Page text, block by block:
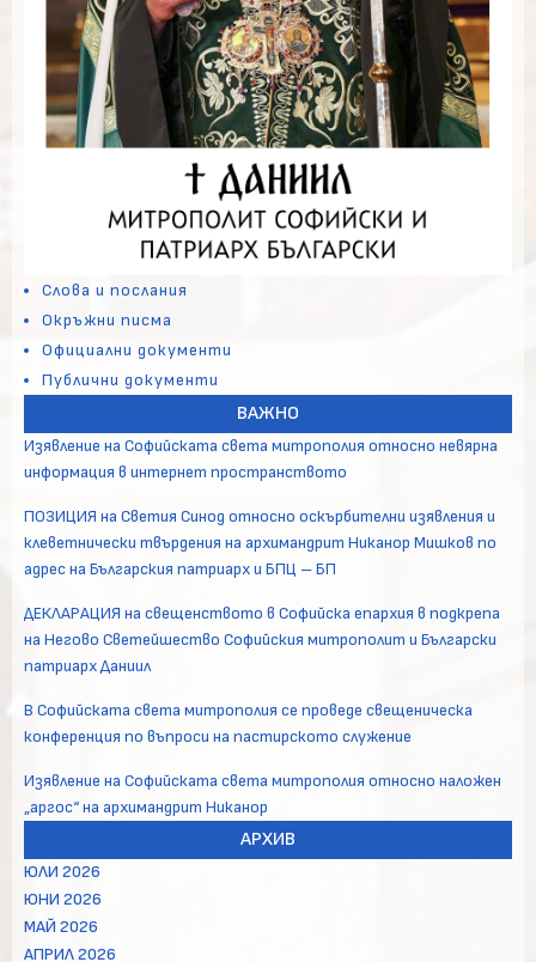
Слова и послания
Окръжни писма
Официални документи
Публични документи
ВАЖНО
Изявление на Софийската света митрополия относно невярна
информация в интернет пространството
ПОЗИЦИЯ на Светия Синод относно оскърбителни изявления и
клеветнически твърдения на архимандрит Никанор Мишков по
адрес на Българския патриарх и БПЦ – БП
ДЕКЛАРАЦИЯ на свещенството в Софийска епархия в подкрепа
на Негово Светейшество Софийския митрополит и Български
патриарх Даниил
В Софийската света митрополия се проведе свещеническа
конференция по въпроси на пастирското служение
Изявление на Софийската света митрополия относно наложен
„аргос“ на архимандрит Никанор
АРХИВ
ЮЛИ 2026
ЮНИ 2026
МАЙ 2026
АПРИЛ 2026